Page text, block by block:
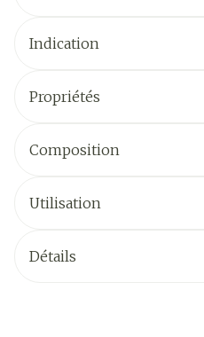
Indication
Propriétés
Composition
Utilisation
Détails